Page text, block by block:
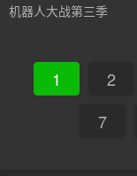
机器人大战第三季
1 2
7